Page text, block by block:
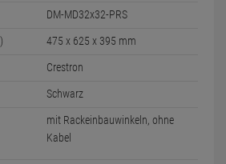
DM-MD32x32-PRS
475 x 625 x 395 mm
Crestron
Schwarz
mit Rackeinbauwinkeln, ohne
Kabel